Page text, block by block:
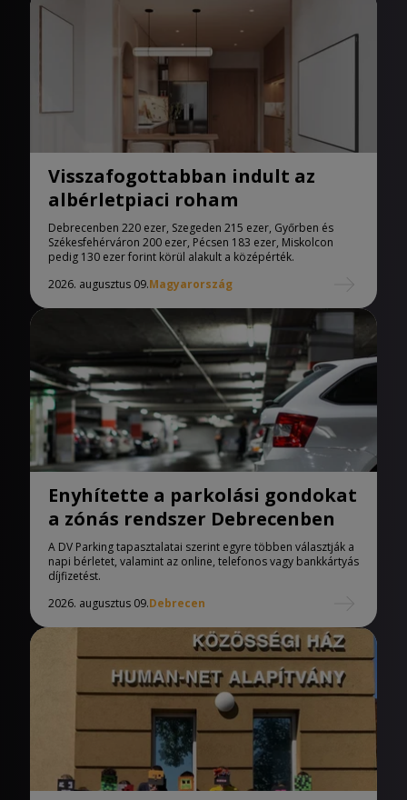
Visszafogottabban indult az
albérletpiaci roham
Debrecenben 220 ezer, Szegeden 215 ezer, Győrben és
Székesfehérváron 200 ezer, Pécsen 183 ezer, Miskolcon
pedig 130 ezer forint körül alakult a középérték.
2026. augusztus 09.Magyarország
Enyhítette a parkolási gondokat
a zónás rendszer Debrecenben
A DV Parking tapasztalatai szerint egyre többen választják a
napi bérletet, valamint az online, telefonos vagy bankkártyás
díjfizetést.
2026. augusztus 09.Debrecen